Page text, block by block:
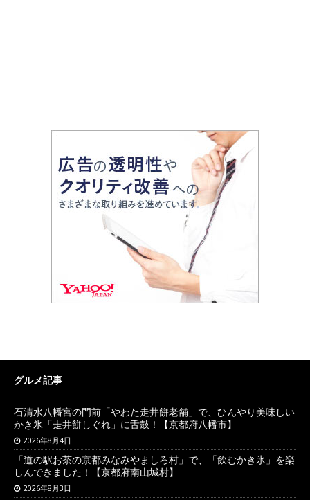
グルメ記事
石清水八幡宮の門前「やわた走井餅老舗」で、ひんやり美味しい
かき氷「走井餅しぐれ」に舌鼓！【京都府八幡市】
2026年8月4日
「道の駅お茶の京都みなみやましろ村」で、「飲むかき氷」を楽
しんできました！【京都府南山城村】
2026年8月3日